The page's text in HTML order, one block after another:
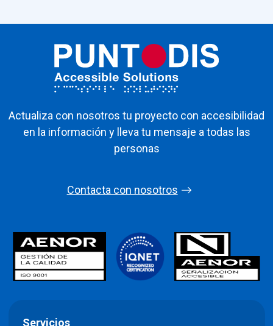
Actualiza con nosotros tu proyecto con accesibilidad
en la información y lleva tu mensaje a todas las
personas
Contacta con nosotros
Servicios